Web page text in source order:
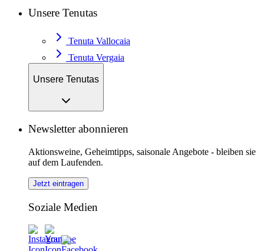
Unsere Tenutas
Tenuta Vallocaia
Tenuta Vergaia
Unsere Tenutas
Newsletter abonnieren
Aktionsweine, Geheimtipps, saisonale Angebote - bleiben sie
auf dem Laufenden.
Jetzt eintragen
Soziale Medien